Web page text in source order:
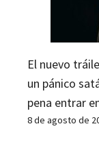
El nuevo
un pánico
pena entrar
8 de agosto de